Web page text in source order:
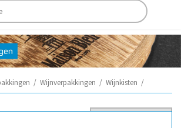
/ Wijnverpakkingen / Wijnkisten /